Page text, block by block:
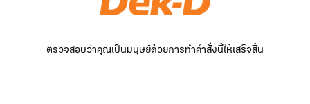
ตรวจสอบว่าคุณเป็นมนุษย์ด้วยการทำคำสั่งนี้ให้เสร็จสิ้น